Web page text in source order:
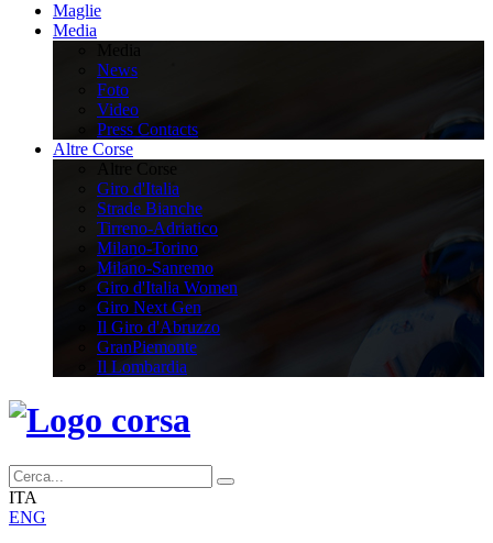
Maglie
Media
News
Foto
Video
Press Contacts
Altre Corse
Giro d'Italia
Strade Bianche
Tirreno-Adriatico
Milano-Torino
Milano-Sanremo
Giro d'Italia Women
Giro Next Gen
Il Giro d'Abruzzo
GranPiemonte
Il Lombardia
ITA
ENG